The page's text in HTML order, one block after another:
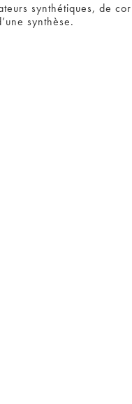
synthétiques, de
synthèse.